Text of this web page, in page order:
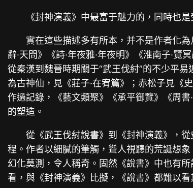
《封神演義》中最富于魅力的，同時也
實在這些描述多有所本，并不是作者化
辭·天問》《詩·年夜雅·年夜明》《淮南子·
從秦漢到魏晉時期關于“武王伐紂”的不少平
為古神仙，見《莊子·在宥篇》；赤松子見《
作過記錄，《藝文類聚》《承平御覽》《周
的塑造。
從《武王伐紂說書》到《封神演義》，
程。作者以細膩的筆觸，聳人視聽的荒誕想
幻化莫測，令人稱奇。固然《說書》中也有
看，與《封神演義》比擬，《說書》都難以看